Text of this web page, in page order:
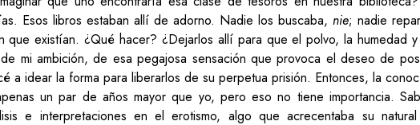
Esos libros estaban allí de adorno. Nadie los buscaba, nie; nadie
que existían. ¿Qué hacer? ¿Dejarlos allí para que el polvo, la humedad
mi ambición, de esa pegajosa sensación que provoca el deseo de
a idear la forma para liberarlos de su perpetua prisión. Entonces, la
un par de años mayor que yo, pero eso no tiene importancia.
e interpretaciones en el erotismo, algo que acrecentaba su